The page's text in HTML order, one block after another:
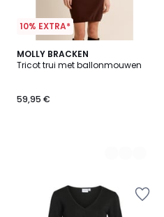
10% EXTRA*
MOLLY BRACKEN
Tricot trui met ballonmouwen
59,95 €
2
Kleuren